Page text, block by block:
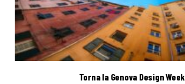
Torna la Genova Design Week